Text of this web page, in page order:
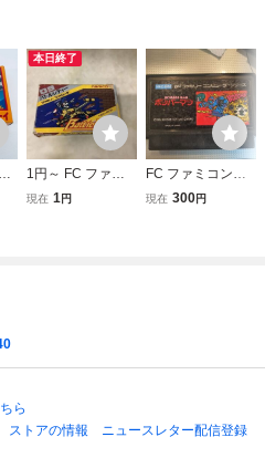
本日終了
1円～ FC ファミ
コン バトルシティ
現在 1円
FC ファミコンソ
フト ボンバーマン
現在 300円
ら
ストアの情報
ニュースレター配信登録